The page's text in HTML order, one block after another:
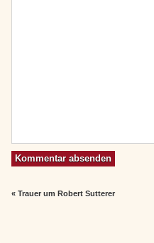
«Trauer um Robert Sutterer